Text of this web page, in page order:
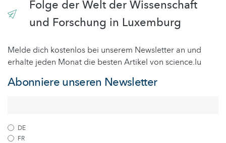
Folge der Welt der Wissenschaft
und Forschung in Luxemburg
Melde dich kostenlos bei unserem Newsletter an und
erhalte jeden Monat die besten Artikel von science.lu
Abonniere unseren Newsletter
DE
FR